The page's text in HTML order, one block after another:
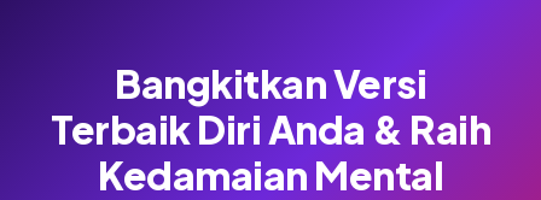
Bangkitkan Versi
Terbaik Diri Anda & Raih
Kedamaian Mental